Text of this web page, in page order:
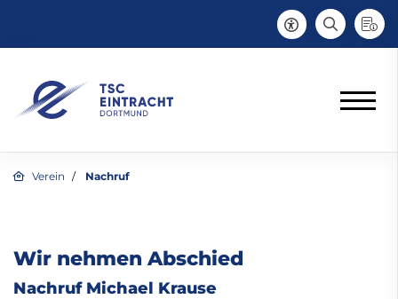
Verein Nachruf
Wir nehmen Abschied
Nachruf Michael Krause